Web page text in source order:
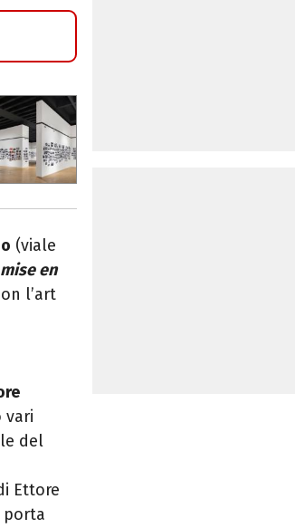
(viale
en
l’art
vari
del
Ettore
porta